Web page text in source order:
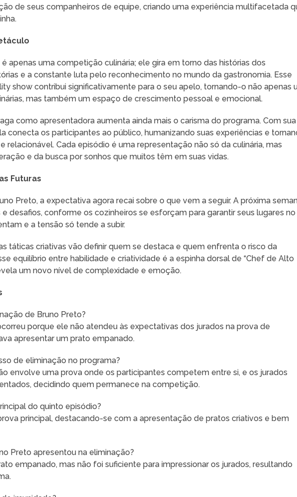
de seus companheiros de equipe, criando uma experiência multifacetada
é apenas uma competição culinária; ele gira em torno das histórias dos
e a constante luta pelo reconhecimento no mundo da gastronomia. Esse
show contribui significativamente para o seu apelo, tornando-o não apenas
mas também um espaço de crescimento pessoal e emocional.
como apresentadora aumenta ainda mais o carisma do programa. Com sua
conecta os participantes ao público, humanizando suas experiências e
relacionável. Cada episódio é uma representação não só da culinária, mas
e da busca por sonhos que muitos têm em suas vidas.
Futuras
Preto, a expectativa agora recai sobre o que vem a seguir. A próxima
desafios, conforme os cozinheiros se esforçam para garantir seus lugares no
e a tensão só tende a subir.
táticas criativas vão definir quem se destaca e quem enfrenta o risco da
equilíbrio entre habilidade e criatividade é a espinha dorsal de “Chef de Alto
um novo nível de complexidade e emoção.
de Bruno Preto?
porque ele não atendeu às expectativas dos jurados na prova de
apresentar um prato empanado.
de eliminação no programa?
envolve uma prova onde os participantes competem entre si, e os jurados
decidindo quem permanece na competição.
do quinto episódio?
principal, destacando-se com a apresentação de pratos criativos e bem
Preto apresentou na eliminação?
empanado, mas não foi suficiente para impressionar os jurados, resultando